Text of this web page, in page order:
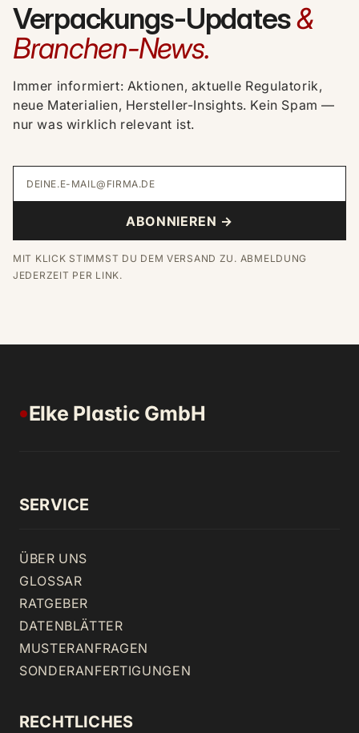
Verpackungs-Updates&
Branchen-News.
Immer informiert: Aktionen, aktuelle Regulatorik,
neue Materialien, Hersteller-Insights. Kein Spam —
nur was wirklich relevant ist.
ABONNIEREN →
MIT KLICK STIMMST DU DEM VERSAND ZU. ABMELDUNG
JEDERZEIT PER LINK.
● Elke Plastic GmbH
SERVICE
ÜBER UNS
GLOSSAR
RATGEBER
DATENBLÄTTER
MUSTERANFRAGEN
SONDERANFERTIGUNGEN
RECHTLICHES